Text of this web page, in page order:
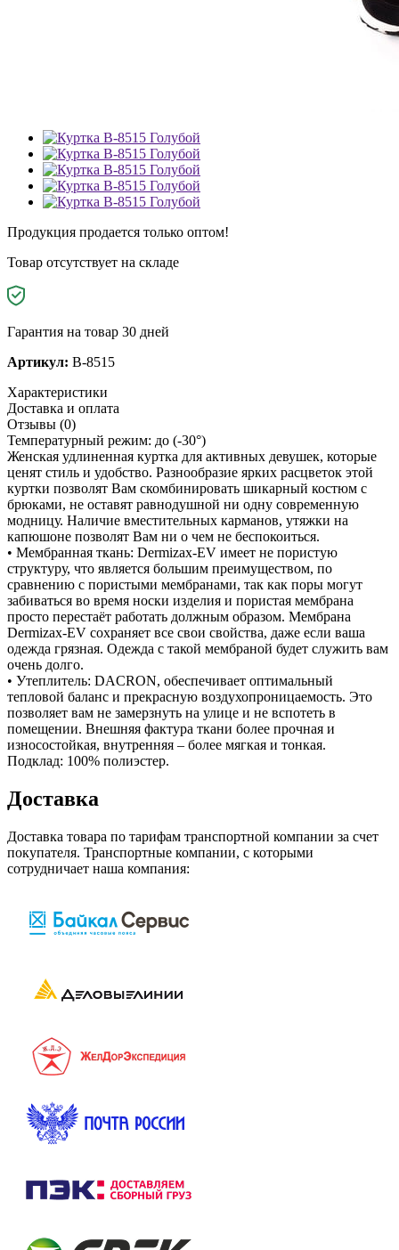
Продукция продается только оптом!
Товар отсутствует на складе
Гарантия на товар 30 дней
Артикул: B-8515
Характеристики
Доставка и оплата
Отзывы (0)
Температурный режим: до (-30°)
Женская удлиненная куртка для активных девушек, которые
ценят стиль и удобство. Разнообразие ярких расцветок этой
куртки позволят Вам скомбинировать шикарный костюм с
брюками, не оставят равнодушной ни одну современную
модницу. Наличие вместительных карманов, утяжки на
капюшоне позволят Вам ни о чем не беспокоиться.
• Мембранная ткань: Dermizax-EV имеет не пористую
структуру, что является большим преимуществом, по
сравнению с пористыми мембранами, так как поры могут
забиваться во время носки изделия и пористая мембрана
просто перестаёт работать должным образом. Мембрана
Dermizax-EV сохраняет все свои свойства, даже если ваша
одежда грязная. Одежда с такой мембраной будет служить вам
очень долго.
• Утеплитель: DACRON, обеспечивает оптимальный
тепловой баланс и прекрасную воздухопроницаемость. Это
позволяет вам не замерзнуть на улице и не вспотеть в
помещении. Внешняя фактура ткани более прочная и
износостойкая, внутренняя – более мягкая и тонкая.
Подклад: 100% полиэстер.
Доставка
Доставка товара по тарифам транспортной компании за счет
покупателя. Транспортные компании, с которыми
сотрудничает наша компания: